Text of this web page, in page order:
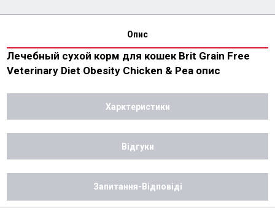
Опис
Лечебный сухой корм для кошек Brit Grain Free
Veterinary Diet Obesity Chicken & Pea опис
Харктеристики
Відгуки
Запитання-Відповіді